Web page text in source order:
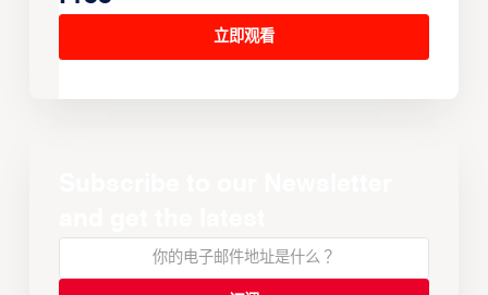
立即观看